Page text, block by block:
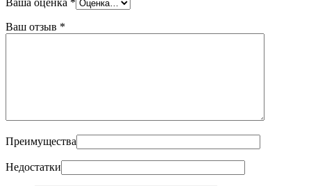
Ваша оценка *
Ваш отзыв *
Преимущества
Недостатки